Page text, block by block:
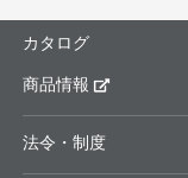
カタログ
商品情報
法令・制度